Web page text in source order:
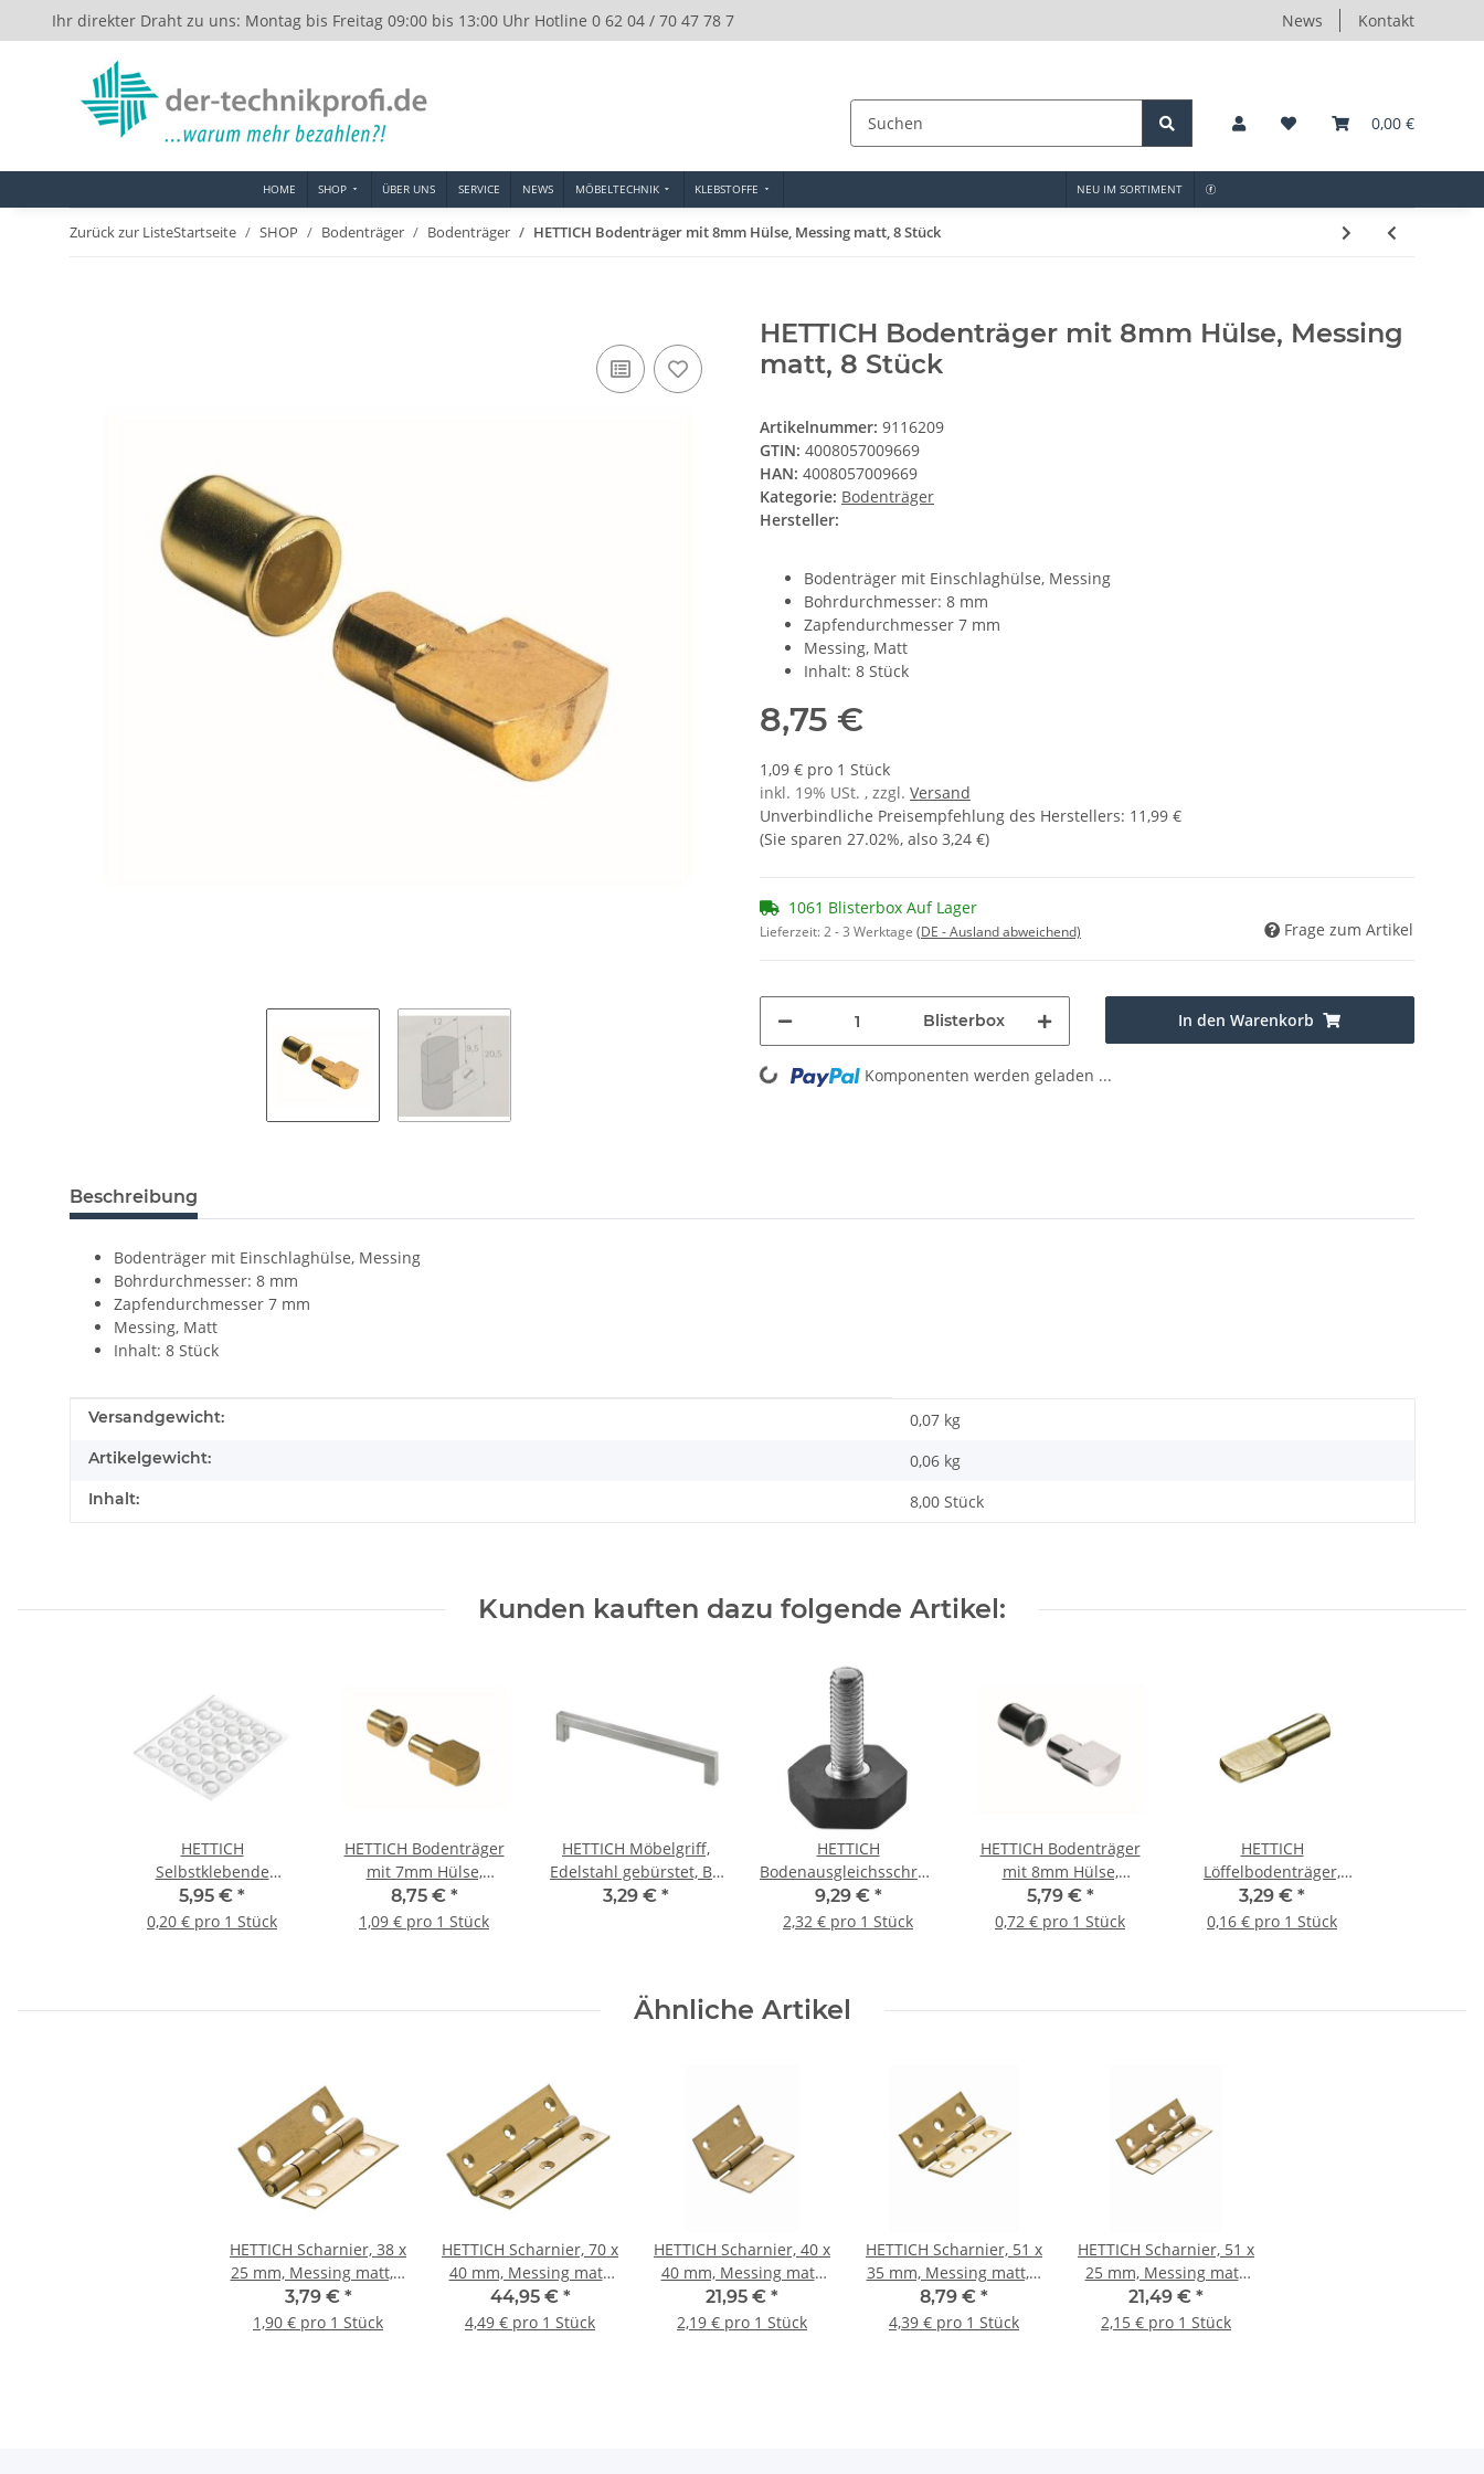
Ihr direkter Draht zu uns: Montag bis Freitag 09:00 bis 13:00 Uhr Hotline 0 62 04 / 70 47 78 7 News Kontakt
0,00 €
HOME SHOP ÜBER UNS SERVICE NEWS MÖBELTECHNIK KLEBSTOFFE NEU IM SORTIMENT
Zurück zur ListeStartseite SHOP Bodenträger Bodenträger HETTICH Bodenträger mit 8mm Hülse, Messing matt, 8 Stück
HETTICH Bodenträger mit 8mm Hülse, Messing
matt, 8 Stück
Artikelnummer: 9116209
GTIN: 4008057009669
HAN: 4008057009669
Kategorie: Bodenträger
Hersteller:
Bodenträger mit Einschlaghülse, Messing
Bohrdurchmesser: 8 mm
Zapfendurchmesser 7 mm
Messing, Matt
Inhalt: 8 Stück
8,75 €
1,09 € pro 1 Stück
inkl. 19% USt. , zzgl. Versand
Unverbindliche Preisempfehlung des Herstellers: 11,99 €
(Sie sparen 27.02%, also 3,24 €)
1061 Blisterbox Auf Lager
Lieferzeit:2 - 3 Werktage (DE - Ausland abweichend) Frage zum Artikel
Blisterbox In den Warenkorb
Loading... Komponenten werden geladen ...
Beschreibung
Bodenträger mit Einschlaghülse, Messing
Bohrdurchmesser: 8 mm
Zapfendurchmesser 7 mm
Messing, Matt
Inhalt: 8 Stück
Produkteigenschaft
Wert
Versandgewicht: 0,07 kg
Artikelgewicht: 0,06 kg
Inhalt: 8,00 Stück
Kunden kauften dazu folgende Artikel:
HETTICH
Selbstklebende
Anschlagpuffer, Ø 8 x
2,5 mm, Kunststoff,
5,95 € *
0,20 € pro 1 Stück
HETTICH Bodenträger
mit 7mm Hülse,
Messing matt, 8 Stück
8,75 € *
1,09 € pro 1 Stück
HETTICH Möbelgriff,
Edelstahl gebürstet, BA
224 mm
3,29 € *
HETTICH
Bodenausgleichsschraube,
M10 x 25mm, 4 Stück
9,29 € *
2,32 € pro 1 Stück
HETTICH Bodenträger
mit 8mm Hülse,
vernickelt, 8 Stück
5,79 € *
0,72 € pro 1 Stück
HETTICH
Löffelbodenträger,
4mm, vermessingt, 20
Stück
3,29 € *
0,16 € pro 1 Stück
Ähnliche Artikel
HETTICH Scharnier, 38 x
25 mm, Messing matt, 2
Stück
3,79 € *
1,90 € pro 1 Stück
HETTICH Scharnier, 70 x
40 mm, Messing matt,
10 Stück
44,95 € *
4,49 € pro 1 Stück
HETTICH Scharnier, 40 x
40 mm, Messing matt,
10 Stück
21,95 € *
2,19 € pro 1 Stück
HETTICH Scharnier, 51 x
35 mm, Messing matt, 2
Stück
8,79 € *
4,39 € pro 1 Stück
HETTICH Scharnier, 51 x
25 mm, Messing matt,
10 Stück
21,49 € *
2,15 € pro 1 Stück